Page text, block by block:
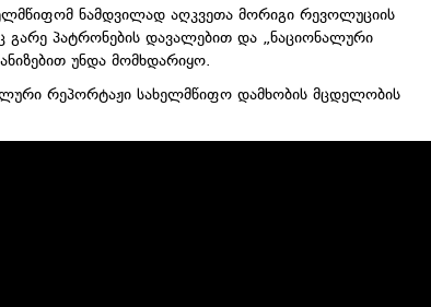
ნამდვილად აღკვეთა მორიგი რევოლუციის
პატრონების დავალებით და „ნაციონალური
უნდა მომხდარიყო.
რეპორტაჟი სახელმწიფო დამხობის მცდელობის